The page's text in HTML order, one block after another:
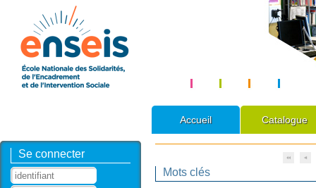
Accueil Catalogue
Se connecter
Mots clés